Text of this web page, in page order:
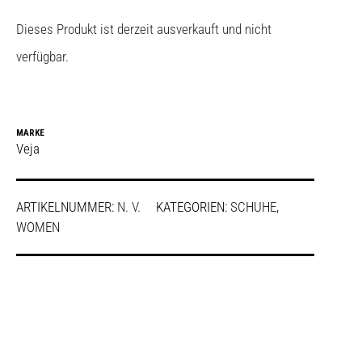
Dieses Produkt ist derzeit ausverkauft und nicht
verfügbar.
MARKE
Veja
ARTIKELNUMMER: N. V. KATEGORIEN: SCHUHE,
WOMEN